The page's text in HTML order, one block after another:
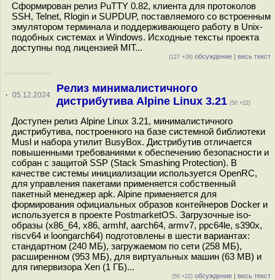
Сформирован релиз PuTTY 0.82, клиента для протоколов
SSH, Telnet, Rlogin и SUPDUP, поставляемого со встроенным
эмулятором терминала и поддерживающего работу в Unix-
подобных системах и Windows. Исходные тексты проекта
доступны под лицензией MIT...
(127 +28) обсуждение | весь текст
· 05.12.2024
Релиз минималистичного
дистрибутива Alpine Linux 3.21 (50 +22)
Доступен релиз Alpine Linux 3.21, минималистичного
дистрибутива, построенного на базе системной библиотеки
Musl и набора утилит BusyBox. Дистрибутив отличается
повышенными требованиями к обеспечению безопасности и
собран с защитой SSP (Stack Smashing Protection). В
качестве системы инициализации используется OpenRC,
для управления пакетами применяется собственный
пакетный менеджер apk. Alpine применяется для
формирования официальных образов контейнеров Docker и
используется в проекте PostmarketOS. Загрузочные iso-
образы (x86_64, x86, armhf, aarch64, armv7, ppc64le, s390x,
riscv64 и loongarch64) подготовлены в шести вариантах:
стандартном (240 МБ), загружаемом по сети (258 МБ),
расширенном (953 МБ), для виртуальных машин (63 MB) и
для гипервизора Xen (1 ГБ)...
(50 +22) обсуждение | весь текст